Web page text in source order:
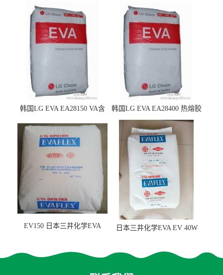
韩国LG EVA EA28150 VA含
韩国LG EVA EA28400 热熔胶
级 VA含量28 熔指400
EV150 日本三井化学EVA
日本三井化学EVA EV 40W